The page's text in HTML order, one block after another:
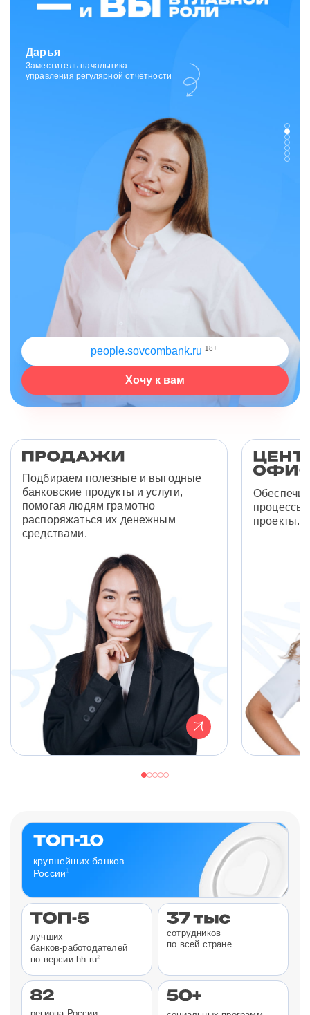
people.sovcombank.ru 18+
Хочу к вам
Зарина
Ведущий специалист
отдела исходящих коммуникаций
Подбираем полезные и выгодные
банковские продукты и услуги,
помогая людям грамотно
распоряжаться их денежным
средствами.
процессы
проекты.
крупнейших банков
России 1
лучших
банков-работодателей
по версии hh.ru2
сотрудников
по всей стране